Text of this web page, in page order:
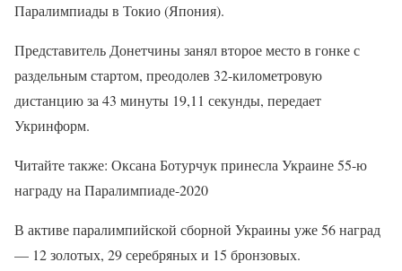
Паралимпиады в Токио (Япония).
Представитель Донетчины занял второе место в гонке с
раздельным стартом, преодолев 32-километровую
дистанцию за 43 минуты 19,11 секунды, передает
Укринформ.
Читайте также: Оксана Ботурчук принесла Украине 55-ю
награду на Паралимпиаде-2020
В активе паралимпийской сборной Украины уже 56 наград
— 12 золотых, 29 серебряных и 15 бронзовых.